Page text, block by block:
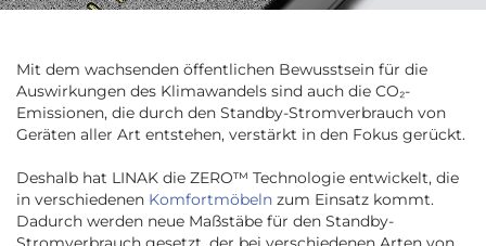
Mit dem wachsenden öffentlichen Bewusstsein für die
Auswirkungen des Klimawandels sind auch die CO₂-
Emissionen, die durch den Standby-Stromverbrauch von
Geräten aller Art entstehen, verstärkt in den Fokus gerückt.
Deshalb hat LINAK die ZERO™ Technologie entwickelt, die
in verschiedenen Komfortmöbeln zum Einsatz kommt.
Dadurch werden neue Maßstäbe für den Standby-